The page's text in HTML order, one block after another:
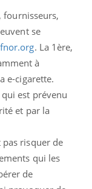
se
. La 1ère,
à
e-cigarette.
qui est prévenu
et par la
risquer de
qui les
de